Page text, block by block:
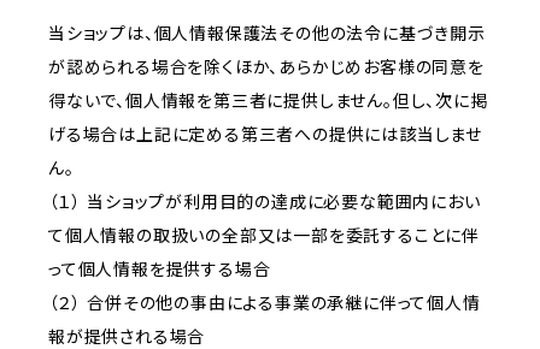
当ショップは、個人情報保護法その他の法令に基づき開示
が認められる場合を除くほか、あらかじめお客様の同意を
得ないで、個人情報を第三者に提供しません。但し、次に掲
げる場合は上記に定める第三者への提供には該当しませ
ん。
（１） 当ショップが利用目的の達成に必要な範囲内におい
て個人情報の取扱いの全部又は一部を委託することに伴
って個人情報を提供する場合
（２） 合併その他の事由による事業の承継に伴って個人情
報が提供される場合